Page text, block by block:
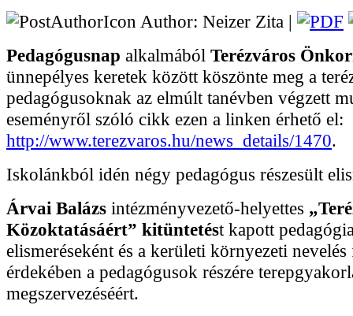
Author: Neizer Zita |
Pedagógusnap alkalmából Terézváros
ünnepélyes keretek között köszönte meg a
pedagógusoknak az elmúlt tanévben végzett
eseményről szóló cikk ezen a linken érhető el:
http://www.terezvaros.hu/news_details/1470.
Iskolánkból idén négy pedagógus részesült
Árvai Balázs intézményvezető-helyettes
Közoktatásáért” kitüntetést kapott
elismeréseként és a kerületi környezeti nevelés
érdekében a pedagógusok részére
megszervezéséért.